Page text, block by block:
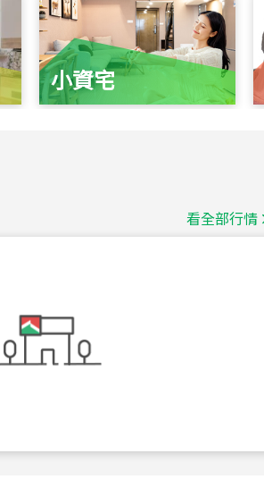
小資宅
看全部行情
台北市中山區長春路
新竹市新竹市慈祥路